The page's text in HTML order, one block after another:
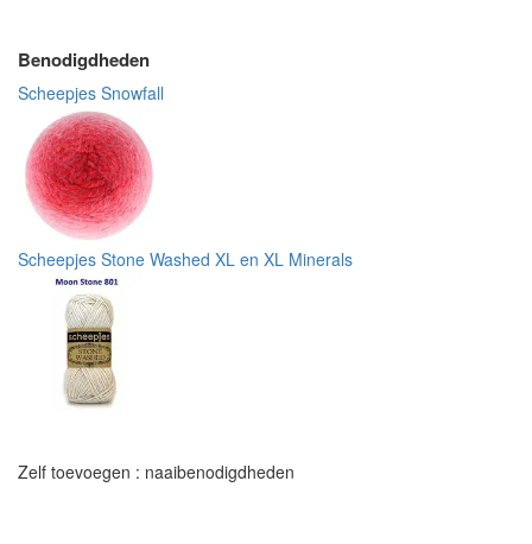
Benodigdheden
Scheepjes Snowfall
Scheepjes Stone Washed XL en XL Minerals
Zelf toevoegen : naaibenodigdheden